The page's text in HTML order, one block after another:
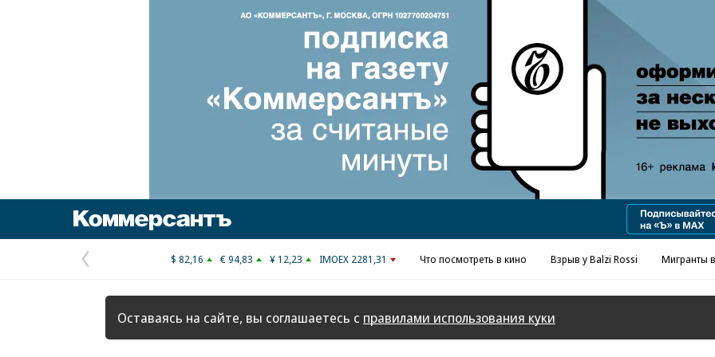
Реклама в «Ъ» www.kommersant.ru/ad
Предыдущая
страница
$ 82,16 € 94,83 ¥ 12,23 IMOEX 2281,31 Что посмотреть в кино Взрыв у Balzi Rossi Мигранты
Оставаясь на сайте, вы соглашаетесь с правилами использования куки